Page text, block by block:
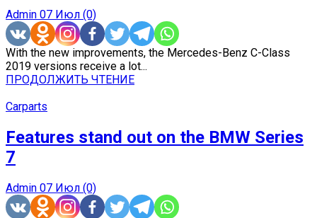
Admin 07 Июл (0)
With the new improvements, the Mercedes-Benz C-Class
2019 versions receive a lot...
ПРОДОЛЖИТЬ ЧТЕНИЕ
Carparts
Features stand out on the BMW Series
7
Admin 07 Июл (0)